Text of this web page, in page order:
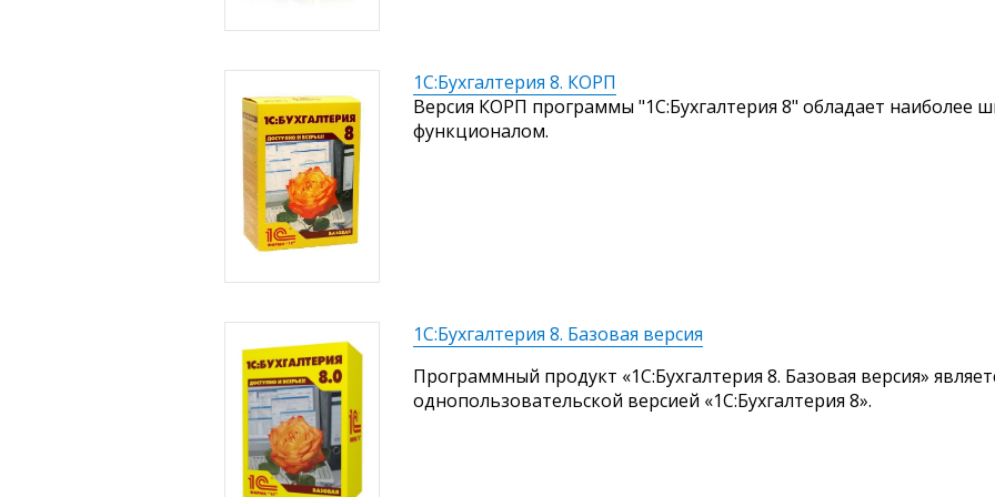
1С:Бухгалтерия 8. КОРП
Версия КОРП программы "1С:Бухгалтерия 8" обладает наиболее
функционалом.
1С:Бухгалтерия 8. Базовая версия
Программный продукт «1С:Бухгалтерия 8. Базовая версия»
однопользовательской версией «1С:Бухгалтерия 8».